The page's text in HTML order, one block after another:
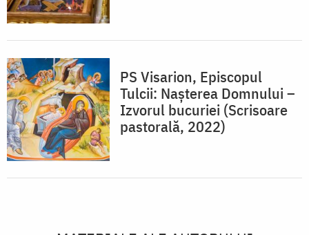
PS Visarion, Episcopul
Tulcii: Nașterea Domnului –
Izvorul bucuriei (Scrisoare
pastorală, 2022)